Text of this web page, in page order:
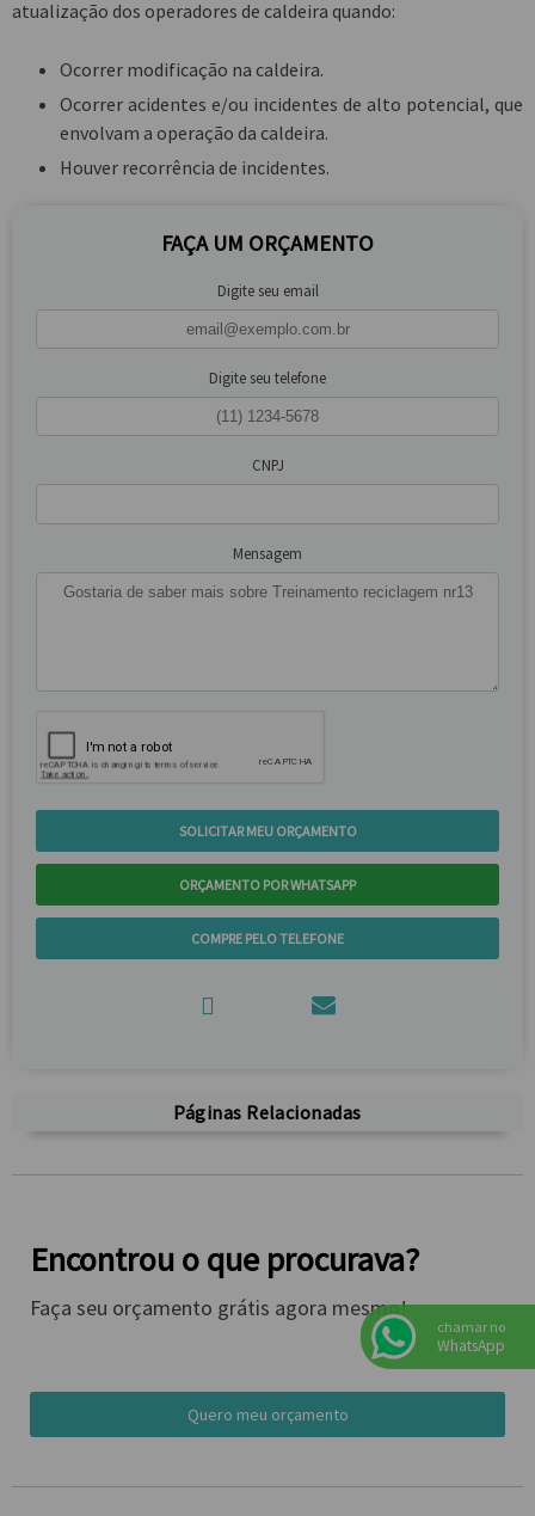
atualização dos operadores de caldeira quando:
Ocorrer modificação na caldeira.
Ocorrer acidentes e/ou incidentes de alto potencial, que
envolvam a operação da caldeira.
Houver recorrência de incidentes.
FAÇA UM ORÇAMENTO
Digite seu email
Digite seu telefone
CNPJ
Mensagem
SOLICITAR MEU ORÇAMENTO
ORÇAMENTO POR WHATSAPP
COMPRE PELO TELEFONE
Páginas Relacionadas
Encontrou o que procurava?
Faça seu orçamento grátis agora mesmo!
Quero meu orçamento
chamar no
WhatsApp